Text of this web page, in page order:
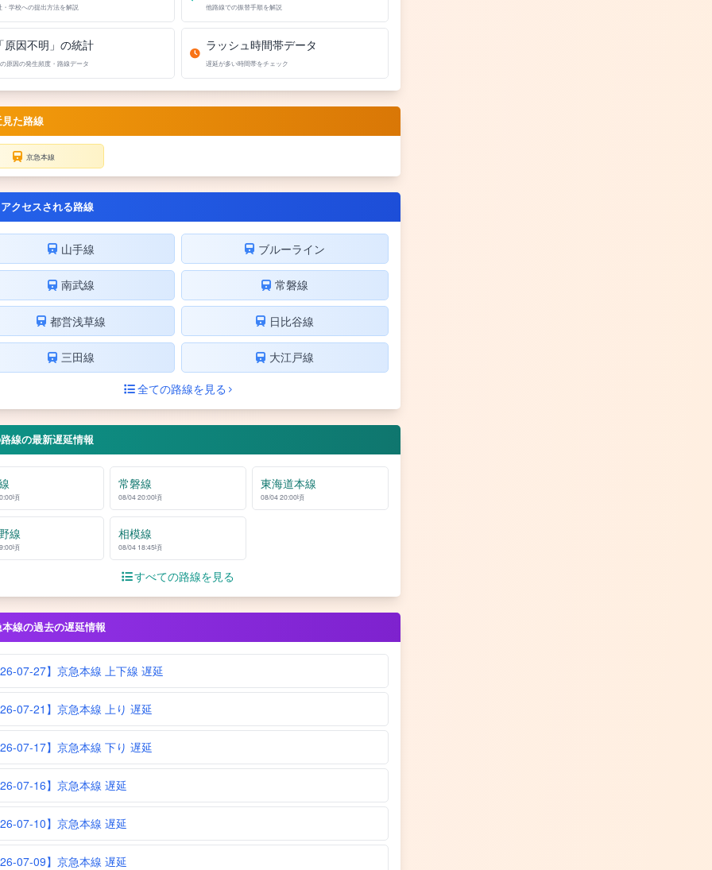
・学校への提出方法を解説 他路線での振替手順を解説
原因不明」の統計
原因の発生頻度・路線データ
ラッシュ時間帯データ
遅延が多い時間帯をチェック
た路線
京急本線
クセスされる路線
山手線 ブルーライン
南武線 常磐線
都営浅草線 日比谷線
三田線
大江戸線
全ての路線を見る
線の最新遅延情報
頃
常磐線
08/04 20:00頃
東海道本線
08/04 20:00頃
線
頃
相模線
08/04 18:45頃
すべての路線を見る
線の過去の遅延情報
07-27】京急本線 上下線 遅延
07-21】京急本線 上り 遅延
07-17】京急本線 下り 遅延
07-16】京急本線 遅延
07-10】京急本線 遅延
07-09】京急本線 遅延